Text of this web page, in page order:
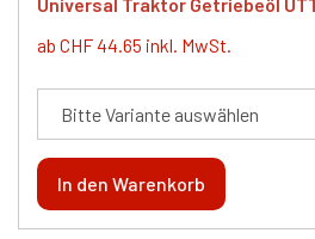
Universal Traktor Getriebeöl
ab CHF 44.65 inkl. MwSt.